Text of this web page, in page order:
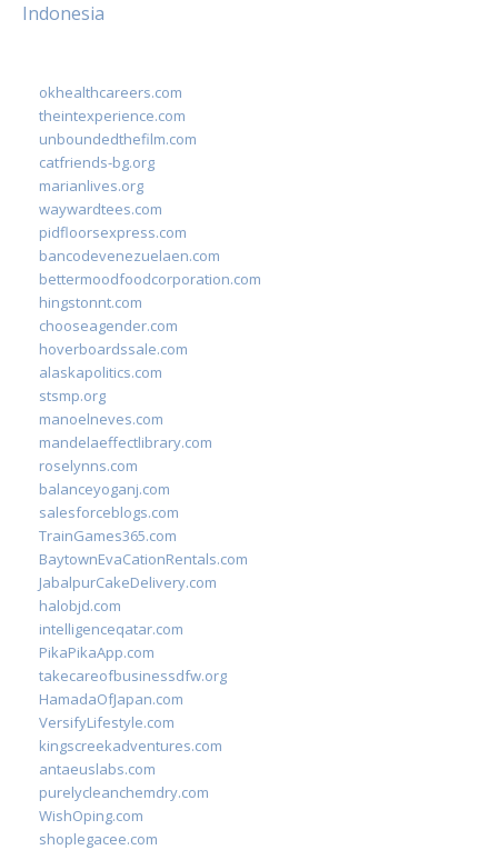
Indonesia
okhealthcareers.com
theintexperience.com
unboundedthefilm.com
catfriends-bg.org
marianlives.org
waywardtees.com
pidfloorsexpress.com
bancodevenezuelaen.com
bettermoodfoodcorporation.com
hingstonnt.com
chooseagender.com
hoverboardssale.com
alaskapolitics.com
stsmp.org
manoelneves.com
mandelaeffectlibrary.com
roselynns.com
balanceyoganj.com
salesforceblogs.com
TrainGames365.com
BaytownEvaCationRentals.com
JabalpurCakeDelivery.com
halobjd.com
intelligenceqatar.com
PikaPikaApp.com
takecareofbusinessdfw.org
HamadaOfJapan.com
VersifyLifestyle.com
kingscreekadventures.com
antaeuslabs.com
purelycleanchemdry.com
WishOping.com
shoplegacee.com